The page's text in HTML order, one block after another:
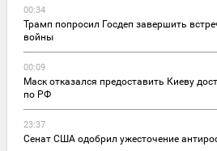
00:34
Трамп попросил Госдеп завершить
войны
00:09
Маск отказался предоставить Киеву
по РФ
23:37
Сенат США одобрил ужесточение